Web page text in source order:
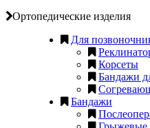
Ортопедические изделия
Для
Корсеты
Бандажи
Бандажи